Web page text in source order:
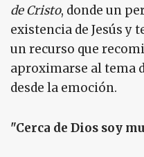
de Cristo, donde un
existencia de Jesús y
un recurso que
aproximarse al tema
desde la emoción.
"Cerca de Dios soy